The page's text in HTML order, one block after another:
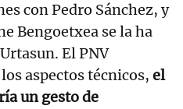
con Pedro Sánchez, y
Bengoetxea se la ha
El PNV
aspectos técnicos, el
un gesto de